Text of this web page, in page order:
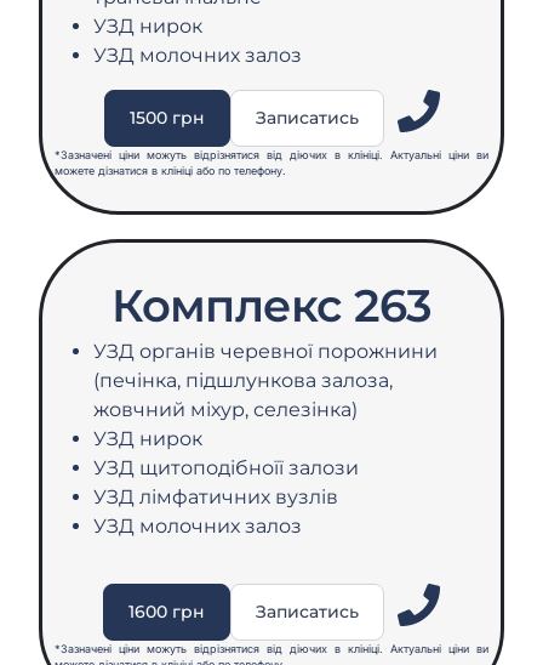
1500 грн Записатись
*Зазначені ціни можуть відрізнятися від діючих в клініці. Актуальні ціни ви
можете дізнатися в клініці або по телефону.
УЗД нирок
УЗД молочних залоз
Комплекс 263
1600 грн Записатись
*Зазначені ціни можуть відрізнятися від діючих в клініці. Актуальні ціни ви
УЗД органів черевної порожнини
(печінка, підшлункова залоза,
жовчний міхур, селезінка)
УЗД нирок
УЗД щитоподібноїї залози
УЗД лімфатичних вузлів
УЗД молочних залоз